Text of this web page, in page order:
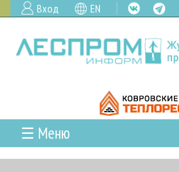
Вход EN
☰ Меню
ГЛАВНАЯ